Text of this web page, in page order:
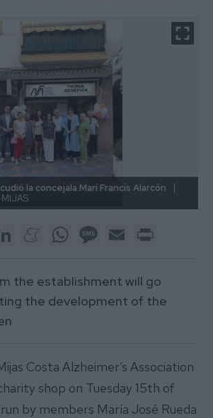
la concejala Mari Francis Alarcón
|
LinkedInMeneameWhatsAppMessage
Email
the establishment will go
the development of the
Costa Alzheimer’s Association
shop on Tuesday 15th of
by members María José Rueda